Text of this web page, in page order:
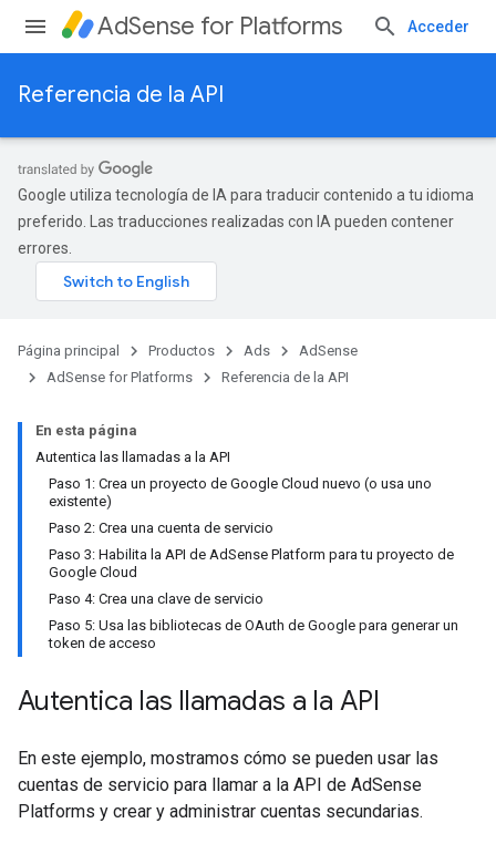
AdSense for Platforms Acceder
Referencia de la API
Google utiliza tecnología de IA para traducir contenido a tu idioma
preferido. Las traducciones realizadas con IA pueden contener
errores.
Página principal Productos Ads
AdSense
AdSense for Platforms
Referencia de la API
En esta página
Autentica las llamadas a la API
Paso 1: Crea un proyecto de Google Cloud nuevo (o usa uno
existente)
Paso 2: Crea una cuenta de servicio
Paso 3: Habilita la API de AdSense Platform para tu proyecto de
Google Cloud
Paso 4: Crea una clave de servicio
Paso 5: Usa las bibliotecas de OAuth de Google para generar un
token de acceso
Autentica las llamadas a la API
En este ejemplo, mostramos cómo se pueden usar las
cuentas de servicio para llamar a la API de AdSense
Platforms y crear y administrar cuentas secundarias.